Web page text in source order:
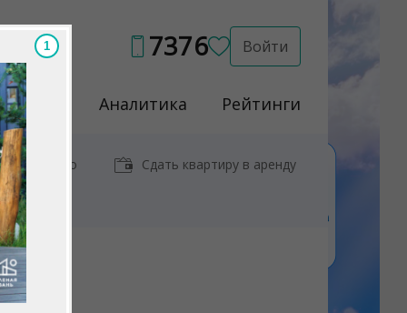
7376 Войти
Услуги Аналитика Рейтинги
у метро Сдать квартиру в аренду